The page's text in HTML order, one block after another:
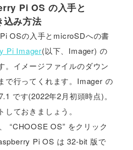
Pi OS の入手と
み方法
OSの入手とmicroSDへの書
Pi Imager(以下、Imager) の
。イメージファイルのダウン
で行ってくれます。Imager の
です(2022年2月初頭時点)。
ておきましょう。
“CHOOSE OS” をクリック
Pi OS は 32-bit 版で